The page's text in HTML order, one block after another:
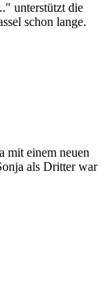
unterstützt die
schon lange.
mit einem neuen
als Dritter war